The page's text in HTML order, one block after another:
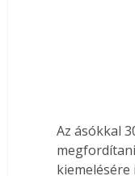
Virágoskert:
teraszon,
Az ásókkal